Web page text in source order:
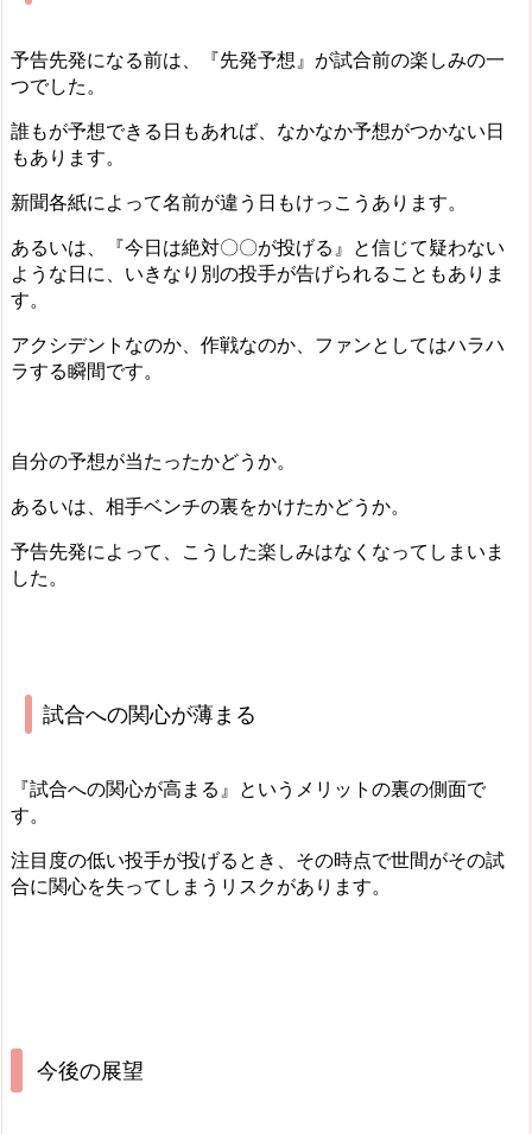
予告先発になる前は、『先発予想』が試合前の楽しみの一
つでした。
誰もが予想できる日もあれば、なかなか予想がつかない日
もあります。
新聞各紙によって名前が違う日もけっこうあります。
あるいは、『今日は絶対〇〇が投げる』と信じて疑わない
ような日に、いきなり別の投手が告げられることもありま
す。
アクシデントなのか、作戦なのか、ファンとしてはハラハ
ラする瞬間です。
自分の予想が当たったかどうか。
あるいは、相手ベンチの裏をかけたかどうか。
予告先発によって、こうした楽しみはなくなってしまいま
した。
試合への関心が薄まる
『試合への関心が高まる』というメリットの裏の側面で
す。
注目度の低い投手が投げるとき、その時点で世間がその試
合に関心を失ってしまうリスクがあります。
今後の展望